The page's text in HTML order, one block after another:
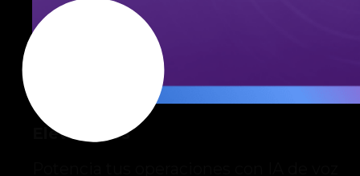
ElevenLabs